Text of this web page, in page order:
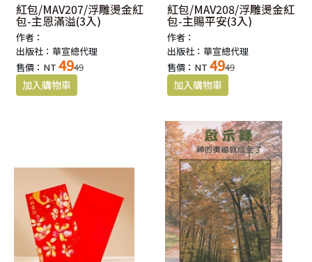
紅包/MAV207/浮雕燙金紅
包-主恩滿溢(3入)
作者：
出版社：華宣總代理
售價：NT 4949
紅包/MAV208/浮雕燙金紅
包-主賜平安(3入)
作者：
出版社：華宣總代理
售價：NT 4949